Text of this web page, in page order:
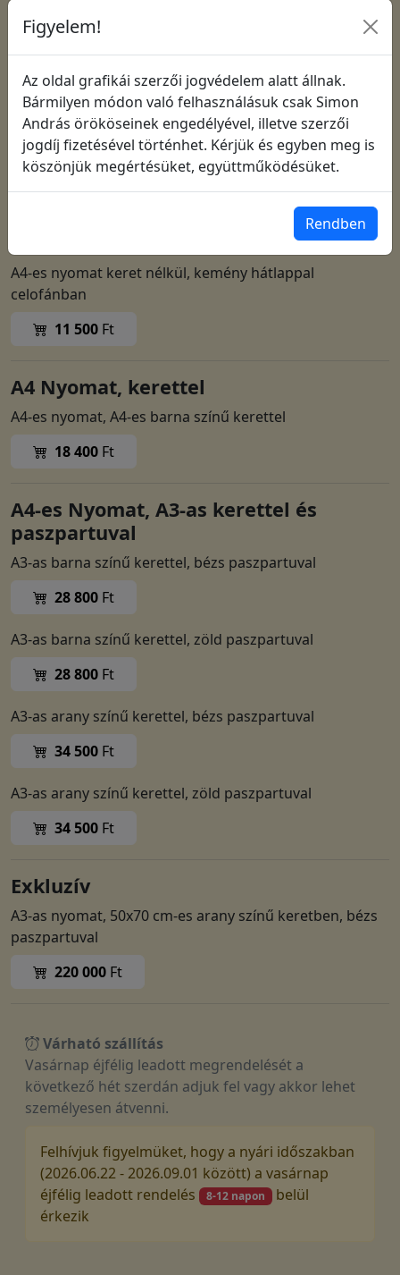
Cikkszám: 1596
A4-es nyomat keret nélkül, kemény hátlappal
celofánban
11 500 Ft
A4 Nyomat, kerettel
A4-es nyomat, A4-es barna színű kerettel
18 400 Ft
A4-es Nyomat, A3-as kerettel és
paszpartuval
A3-as barna színű kerettel, bézs paszpartuval
28 800 Ft
A3-as barna színű kerettel, zöld paszpartuval
28 800 Ft
A3-as arany színű kerettel, bézs paszpartuval
34 500 Ft
A3-as arany színű kerettel, zöld paszpartuval
34 500 Ft
Exkluzív
A3-as nyomat, 50x70 cm-es arany színű keretben, bézs
paszpartuval
220 000 Ft
Várható szállítás
Vasárnap éjfélig leadott megrendelését a
következő hét szerdán adjuk fel vagy akkor lehet
személyesen átvenni.
Felhívjuk figyelmüket, hogy a nyári időszakban
(2026.06.22 - 2026.09.01 között) a vasárnap
éjfélig leadott rendelés
8-12 napon belül
érkezik
Figyelem!
Az oldal grafikái szerzői jogvédelem alatt állnak.
Bármilyen módon való felhasználásuk csak Simon
András örököseinek engedélyével, illetve szerzői
jogdíj fizetésével történhet. Kérjük és egyben meg is
köszönjük megértésüket, együttműködésüket.
Rendben